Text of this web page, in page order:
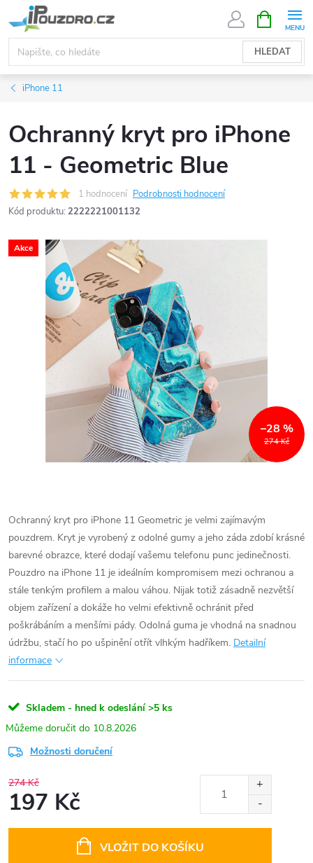
na
obsah
HLEDAT
NÁKUPNÍ
KOŠÍK
iPhone 11
Ochranný kryt pro iPhone
11 - Geometric Blue
1 hodnocení Podrobnosti hodnocení
Kód produktu: 2222221001132
Akce
274 Kč
–28 %
Ochranný kryt pro iPhone 11 Geometric je velmi zajímavým
pouzdrem. Kryt je vyrobený z odolné gumy a jeho záda zdobí krásné
barevné obrazce, které dodají vašemu telefonu punc jedinečnosti.
Pouzdro na iPhone 11 je ideálním kompromisem mezi ochranou a
stále tenkým profilem a malou váhou. Nijak totiž zásadně nezvětší
objem zařízení a dokáže ho velmi efektivně ochránit před
poškrábáním a menšími pády. Odolná guma je vhodná na snadnou
údržbu, stačí ho po ušpinění otřít vlhkým hadříkem. Detailní
informace
Skladem - hned k odeslání >5 ks
10.8.2026
Možnosti doručení
274 Kč
197 Kč
VLOŽIT DO KOŠÍKU